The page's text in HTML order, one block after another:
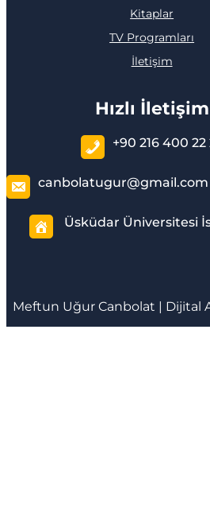
Kitaplar
TV Programları
İletişim
Hızlı İletişim
+90 216 400 22
canbolatugur@gmail.com
Üsküdar Üniversitesi
Meftun Uğur Canbolat | Dijital